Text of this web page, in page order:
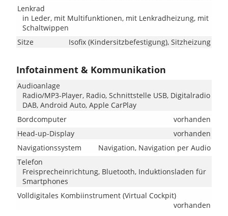
Lenkrad
in Leder, mit Multifunktionen, mit Lenkradheizung, mit
Schaltwippen
Sitze
Isofix (Kindersitzbefestigung), Sitzheizung
Infotainment & Kommunikation
Audioanlage
Radio/MP3-Player, Radio, Schnittstelle USB, Digitalradio
DAB, Android Auto, Apple CarPlay
Bordcomputer
vorhanden
Head-up-Display
vorhanden
Navigationssystem
Navigation, Navigation per Audio
Telefon
Freisprecheinrichtung, Bluetooth, Induktionsladen für
Smartphones
Volldigitales Kombiinstrument (Virtual Cockpit)
vorhanden